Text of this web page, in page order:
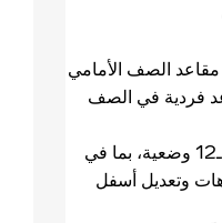
مقاعد الصف الأمامي
فردية في الصف
• مقاعد أمامية قابلة للتعديل بـ12 وضعية، بما في
كهربائي في 8 اتجاهات وتعديل أسفل